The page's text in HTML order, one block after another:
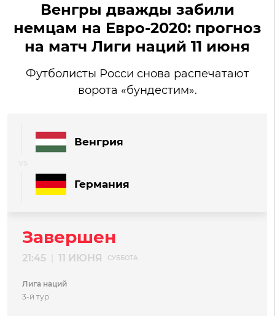
Венгры дважды забили
немцам на Евро-2020: прогноз
на матч Лиги наций 11 июня
Футболисты Росси снова распечатают
ворота «бундестим».
Венгрия
Германия
Завершен
21:45 11 ИЮНЯ СУББОТА
Лига наций
3-й тур